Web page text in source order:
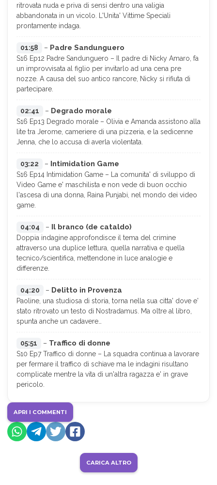
ritrovata nuda e priva di sensi dentro una valigia
abbandonata in un vicolo. L'Unita' Vittime Speciali
prontamente indaga.
01:58 – Padre Sandunguero
S16 Ep12 Padre Sandunguero – Il padre di Nicky Amaro, fa
un improvvisata al figlio per invitarlo ad una cena pre
nozze. A causa del suo antico rancore, Nicky si rifiuta di
partecipare.
02:41 – Degrado morale
S16 Ep13 Degrado morale – Olivia e Amanda assistono alla
lite tra Jerome, cameriere di una pizzeria, e la sedicenne
Jenna, che lo accusa di averla violentata.
03:22 – Intimidation Game
S16 Ep14 Intimidation Game – La comunita' di sviluppo di
Video Game e' maschilista e non vede di buon occhio
l'ascesa di una donna, Raina Punjabi, nel mondo dei video
game.
04:04 – Il branco (de cataldo)
Doppia indagine approfondisce il tema del crimine
attraverso una duplice lettura, quella narrativa e quella
tecnico/scientifica, mettendone in luce analogie e
differenze.
04:20 – Delitto in Provenza
Paoline, una studiosa di storia, torna nella sua citta' dove e'
stato ritrovato un testo di Nostradamus. Ma oltre al libro,
spunta anche un cadavere…
05:51 – Traffico di donne
S10 Ep7 Traffico di donne – La squadra continua a lavorare
per fermare il traffico di schiave ma le indagini risultano
complicate mentre la vita di un'altra ragazza e' in grave
pericolo.
APRI I COMMENTI
CARICA ALTRO